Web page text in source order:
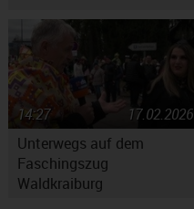
Unterwegs auf dem
Faschingszug
Waldkraiburg
17.02.2026
14:27